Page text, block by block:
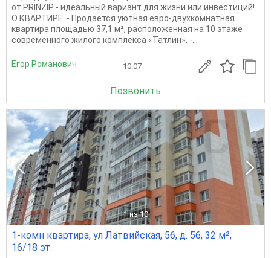
от PRINZIP - идеальный вариант для жизни или инвестиций!
О КВАРТИРЕ: - Продается уютная евро-двухкомнатная
квартира площадью 37,1 м², расположенная на 10 этаже
современного жилого комплекса «Татлин». -...
Егор Романович 10.07
Позвонить
1 из 10
1-комн квартира, ул Латвийская, 56, д. 56, 32 м²,
16/18 эт.